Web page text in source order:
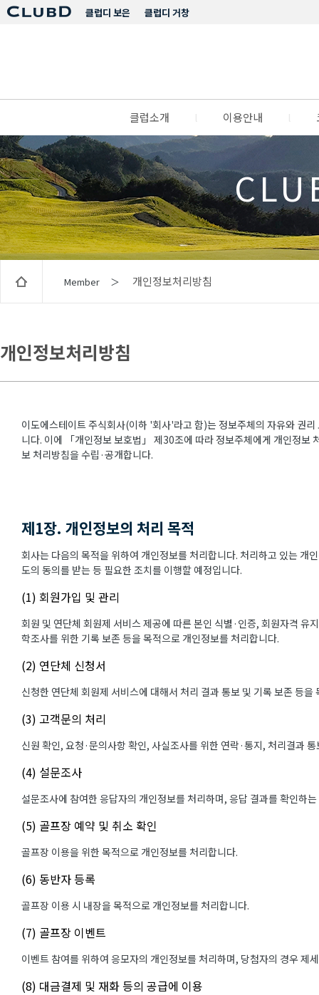
클럽디 거창
클럽디 보은
클럽소개 이용안내
Member ＞ 개인정보처리방침
개인정보처리방침
이도에스테이트 주식회사(이하 '회사'라고 함)는 정보주체의 자유와 권
니다. 이에 「개인정보 보호법」 제30조에 따라 정보주체에게 개인정보
보 처리방침을 수립·공개합니다.
제1장. 개인정보의 처리 목적
회사는 다음의 목적을 위하여 개인정보를 처리합니다. 처리하고 있는
도의 동의를 받는 등 필요한 조치를 이행할 예정입니다.
(1) 회원가입 및 관리
회원 및 연단체 회원제 서비스 제공에 따른 본인 식별·인증, 회원자격
학조사를 위한 기록 보존 등을 목적으로 개인정보를 처리합니다.
(2) 연단체 신청서
신청한 연단체 회원제 서비스에 대해서 처리 결과 통보 및 기록 보존 등
(3) 고객문의 처리
신원 확인, 요청·문의사항 확인, 사실조사를 위한 연락·통지, 처리결과
(4) 설문조사
설문조사에 참여한 응답자의 개인정보를 처리하며, 응답 결과를 확인하
(5) 골프장 예약 및 취소 확인
골프장 이용을 위한 목적으로 개인정보를 처리합니다.
(6) 동반자 등록
골프장 이용 시 내장을 목적으로 개인정보를 처리합니다.
(7) 골프장 이벤트
이벤트 참여를 위하여 응모자의 개인정보를 처리하며, 당첨자의 경우
(8) 대금결제 및 재화 등의 공급에 이용